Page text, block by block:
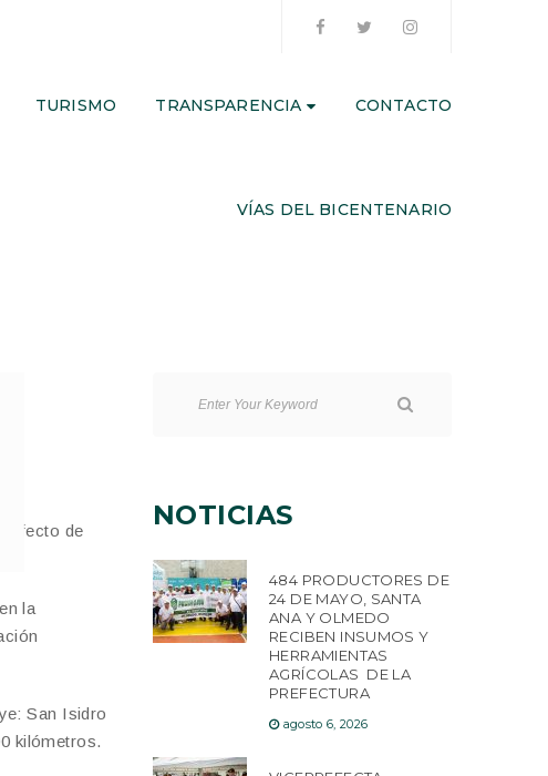
TURISMO TRANSPARENCIA CONTACTO
VÍAS DEL BICENTENARIO
de
la
San Isidro
kilómetros.
NOTICIAS
484 PRODUCTORES DE
24 DE MAYO, SANTA
ANA Y OLMEDO
RECIBEN INSUMOS Y
HERRAMIENTAS
AGRÍCOLAS DE LA
PREFECTURA
agosto 6, 2026